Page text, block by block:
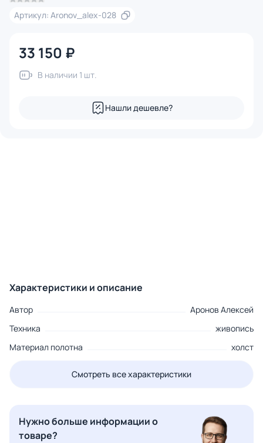
Артикул: Aronov_alex-028
33 150 ₽
В наличии 1 шт.
Нашли дешевле?
Характеристики и описание
Автор
Аронов Алексей
Техника
живопись
Материал полотна
холст
Смотреть все характеристики
Нужно больше информации о
товаре?